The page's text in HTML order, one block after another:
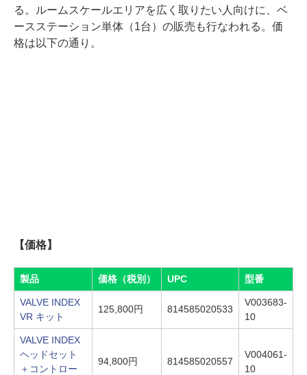
る。ルームスケールエリアを広く取りたい人向けに、ベ
ースステーション単体（1台）の販売も行なわれる。価
格は以下の通り。
【価格】
製品 価格（税別） UPC 型番
VALVE INDEX
VR キット
125,800円 814585020533
V003683-
10
VALVE INDEX
ヘッドセット
＋コントロー
94,800円 814585020557
V004061-
10